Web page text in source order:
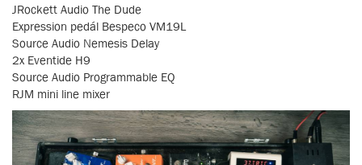
JRockett Audio The Dude
Expression pedál Bespeco VM19L
Source Audio Nemesis Delay
2x Eventide H9
Source Audio Programmable EQ
RJM mini line mixer